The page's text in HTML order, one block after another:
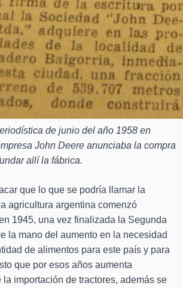
de junio del año 1958 en
John Deere anunciaba la compra
allí la fábrica.
que lo que se podría llamar la
agricultura argentina comenzó
1945, una vez finalizada la Segunda
la mano del aumento en la necesidad
de alimentos para este país y para
que por esos años aumenta
importación de tractores, además se